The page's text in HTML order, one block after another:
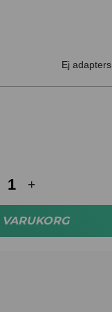
Ej adapters